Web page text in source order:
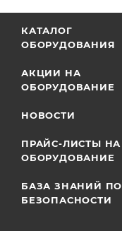
КАТАЛОГ
ОБОРУДОВАНИЯ
АКЦИИ НА
ОБОРУДОВАНИЕ
НОВОСТИ
ПРАЙС-ЛИСТЫ НА
ОБОРУДОВАНИЕ
БАЗА ЗНАНИЙ ПО
БЕЗОПАСНОСТИ